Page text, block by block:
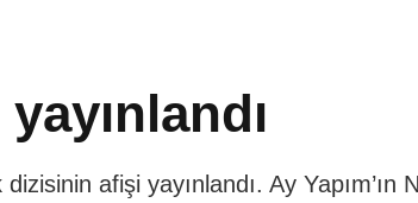
afişi yayınlandı. Ay Yapım’ın